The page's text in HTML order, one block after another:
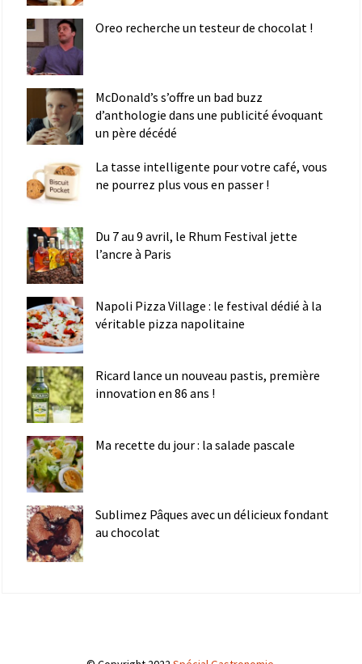
Oreo recherche un testeur de chocolat !
McDonald’s s’offre un bad buzz
d’anthologie dans une publicité évoquant
un père décédé
La tasse intelligente pour votre café, vous
ne pourrez plus vous en passer !
Du 7 au 9 avril, le Rhum Festival jette
l’ancre à Paris
Napoli Pizza Village : le festival dédié à la
véritable pizza napolitaine
Ricard lance un nouveau pastis, première
innovation en 86 ans !
Ma recette du jour : la salade pascale
Sublimez Pâques avec un délicieux fondant
au chocolat